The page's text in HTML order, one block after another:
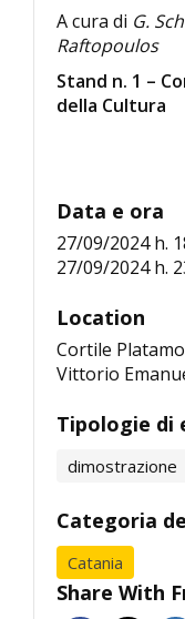
A cura di G.
Raftopoulos
Stand n. 1 –
della Cultura
Data e ora
27/09/2024 h.
27/09/2024 h.
Location
Cortile
Vittorio
Tipologie di
dimostrazione
Categoria
Catania
Share With